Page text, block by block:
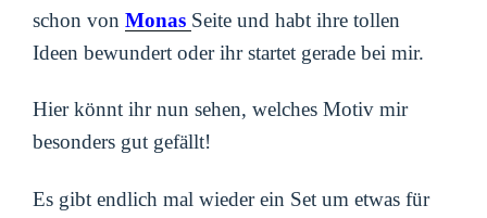
schon von Monas Seite und habt ihre tollen
Ideen bewundert oder ihr startet gerade bei mir.
Hier könnt ihr nun sehen, welches Motiv mir
besonders gut gefällt!
Es gibt endlich mal wieder ein Set um etwas für